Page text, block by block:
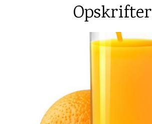
Opskrifter